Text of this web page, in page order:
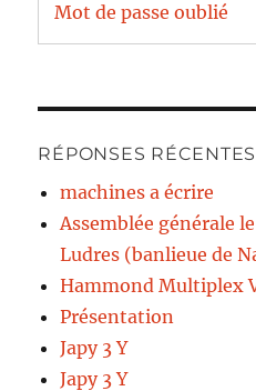
Mot de passe oublié
RÉPONSES RÉCENTES
machines a écrire
Assemblée générale
Ludres (banlieue de
Hammond Multiplex
Présentation
Japy 3 Y
Japy 3 Y